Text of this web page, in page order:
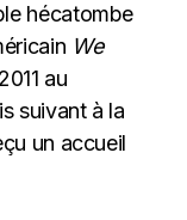
hécatombe
We
au
suivant à la
un accueil